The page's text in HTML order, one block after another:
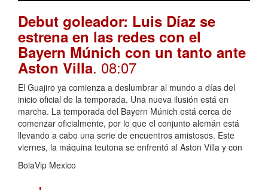
Debut goleador: Luis Díaz se
estrena en las redes con el
Bayern Múnich con un tanto ante
Aston Villa. 08:07
El Guajiro ya comienza a deslumbrar al mundo a días del
inicio oficial de la temporada. Una nueva ilusión está en
marcha. La temporada del Bayern Múnich está cerca de
comenzar oficialmente, por lo que el conjunto alemán está
llevando a cabo una serie de encuentros amistosos. Este
viernes, la máquina teutona se enfrentó al Aston Villa y con
BolaVip Mexico